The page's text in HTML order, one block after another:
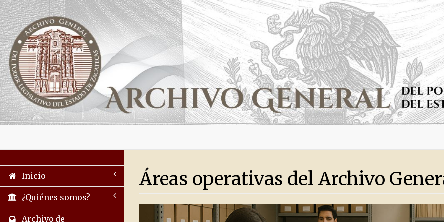
Inicio
¿Quiénes somos?
Archivo de
Áreas operativas del Archivo